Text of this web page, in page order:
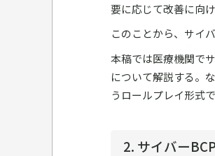
要に応じて改善に向
このことから、サイ
本稿では医療機関で
について解説する。
うロールプレイ形式
2. サイバー